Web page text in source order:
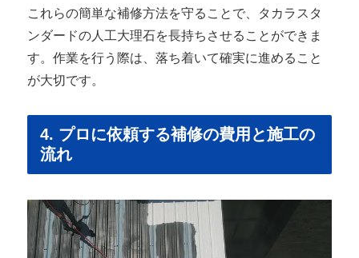
これらの簡単な補修方法を守ることで、タカラスタ
ンダードの人工大理石を長持ちさせることができま
す。作業を行う際は、落ち着いて確実に進めること
が大切です。
4. プロに依頼する補修の費用と施工の
流れ